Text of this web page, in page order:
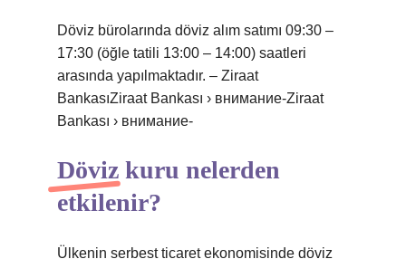
Döviz bürolarında döviz alım satımı 09:30 –
17:30 (öğle tatili 13:00 – 14:00) saatleri
arasında yapılmaktadır. – Ziraat
BankasıZiraat Bankası › внимание-Ziraat
Bankası › внимание-
Döviz kuru nelerden
etkilenir?
Ülkenin serbest ticaret ekonomisinde döviz